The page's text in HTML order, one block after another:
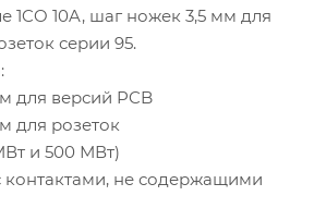
10A, шаг ножек 3,5 мм для
серии 95.
для версий PCB
для розеток
и 500 МВт)
контактами, не содержащими